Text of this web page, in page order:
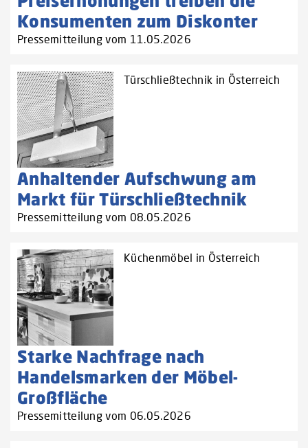
Konsumenten zum Diskonter
Pressemitteilung vom 11.05.2026
Türschließtechnik in Österreich
Anhaltender Aufschwung am
Markt für Türschließtechnik
Pressemitteilung vom 08.05.2026
Küchenmöbel in Österreich
Starke Nachfrage nach
Handelsmarken der Möbel-
Großfläche
Pressemitteilung vom 06.05.2026